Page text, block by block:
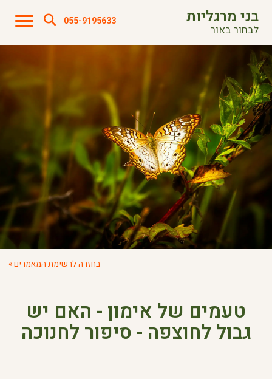
בני מרגליות
לבחור באור
055-9195633
בחזרה לרשימת המאמרים »
טעמים של אימון - האם יש
גבול לחוצפה - סיפור לחנוכה